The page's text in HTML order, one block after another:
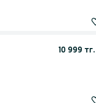
10 999 тг.